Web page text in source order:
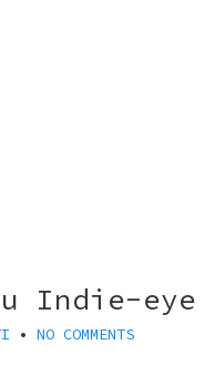
Indie-eye
• NO COMMENTS